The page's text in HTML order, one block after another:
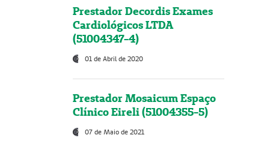
Prestador Decordis Exames
Cardiológicos LTDA
(51004347-4)
01 de Abril de 2020
Prestador Mosaicum Espaço
Clínico Eireli (51004355-5)
07 de Maio de 2021